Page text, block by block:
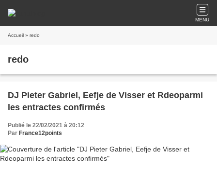
MENU
Accueil » redo
redo
DJ Pieter Gabriel, Eefje de Visser et Rdeoparmi
les entractes confirmés
Publié le 22/02/2021 à 20:12
Par France12points